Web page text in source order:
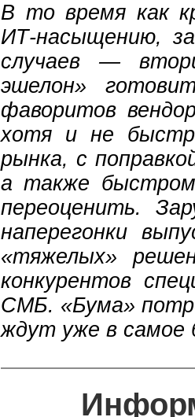
В то время как
ИТ-насыщению,
случаев —
эшелон»
фаворитов
хотя и не
рынка, с
а также
переоценить.
наперегонки
«тяжелых»
конкурентов
СМБ. «Бума»
ждут уже в самое